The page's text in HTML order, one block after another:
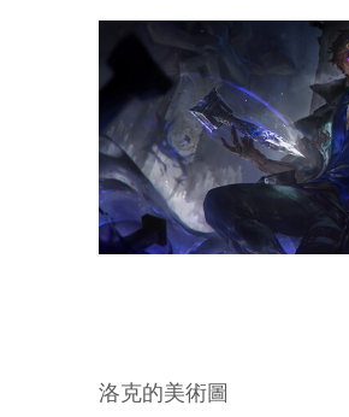
洛克的美術圖